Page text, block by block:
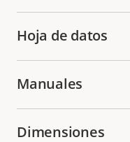
Hoja de datos
Manuales
Dimensiones